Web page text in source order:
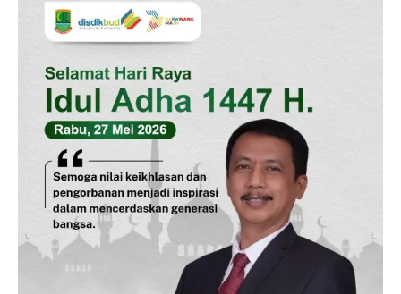
Tentang Kami
Indeks Berita